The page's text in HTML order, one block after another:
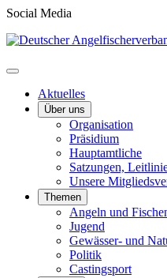
Social Media
Aktuelles
Über uns
Organisation
Präsidium
Hauptamtliche
Satzungen,
Unsere
Themen
Angeln und
Jugend
Gewässer- und
Politik
Castingsport